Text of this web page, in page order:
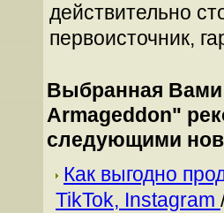
действительно
первоисточник,
Выбранная Вами
Armageddon"
следующими
Как выгодно
TikTok, Instagram